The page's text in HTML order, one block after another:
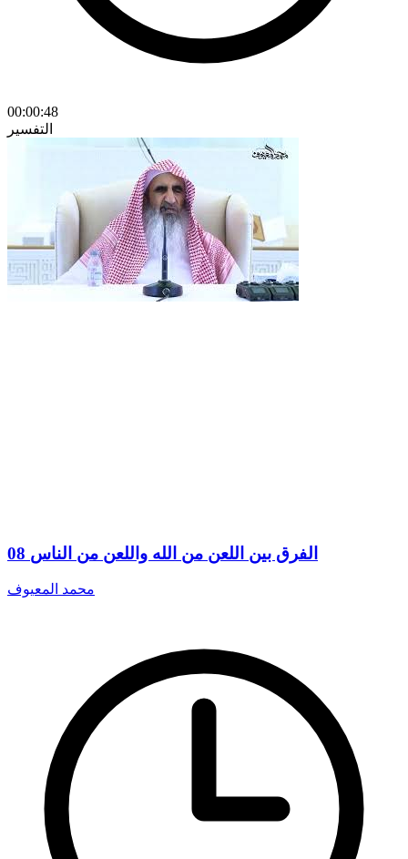
00:00:48
التفسير
08 الفرق بين اللعن من الله واللعن من الناس
محمد المعيوف